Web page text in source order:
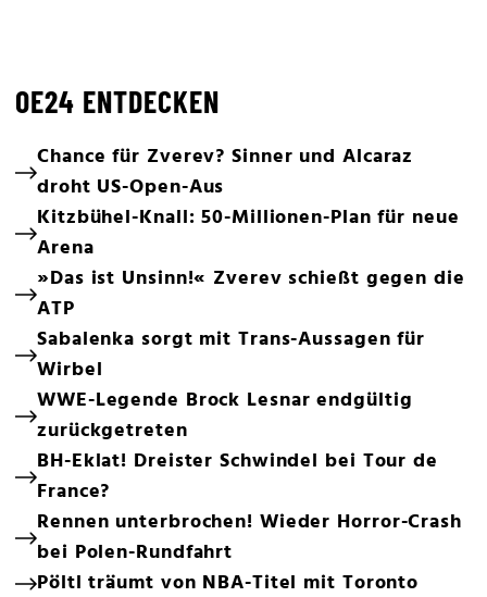
OE24 ENTDECKEN
Chance für Zverev? Sinner und Alcaraz
droht US-Open-Aus
Kitzbühel-Knall: 50-Millionen-Plan für neue
Arena
»Das ist Unsinn!« Zverev schießt gegen die
ATP
Sabalenka sorgt mit Trans-Aussagen für
Wirbel
WWE-Legende Brock Lesnar endgültig
zurückgetreten
BH-Eklat! Dreister Schwindel bei Tour de
France?
Rennen unterbrochen! Wieder Horror-Crash
bei Polen-Rundfahrt
Pöltl träumt von NBA-Titel mit Toronto